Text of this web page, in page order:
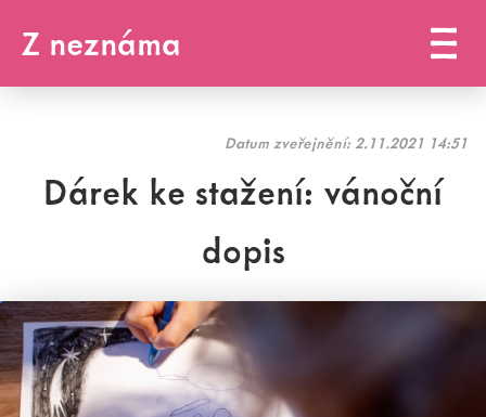
Z neznáma
Dárek ke stažení: vánoční
dopis
Datum zveřejnění: 2.11.2021 14:51